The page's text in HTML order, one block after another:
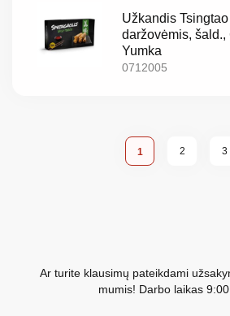
Užkandis
daržovėmis, šald.,
Yumka
0712005
Page
You're currently
1 Page
2 3
Ar turite klausimų pateikdami
mumis! Darbo laikas